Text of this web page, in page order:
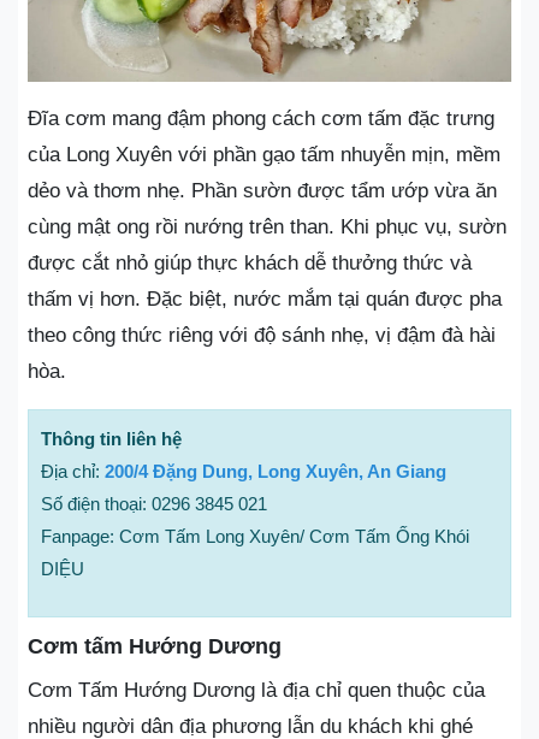
Đĩa cơm mang đậm phong cách cơm tấm đặc trưng
của Long Xuyên với phần gạo tấm nhuyễn mịn, mềm
dẻo và thơm nhẹ. Phần sườn được tẩm ướp vừa ăn
cùng mật ong rồi nướng trên than. Khi phục vụ, sườn
được cắt nhỏ giúp thực khách dễ thưởng thức và
thấm vị hơn. Đặc biệt, nước mắm tại quán được pha
theo công thức riêng với độ sánh nhẹ, vị đậm đà hài
hòa.
Thông tin liên hệ
Địa chỉ: 200/4 Đặng Dung, Long Xuyên, An Giang
Số điện thoại: 0296 3845 021
Fanpage: Cơm Tấm Long Xuyên/ Cơm Tấm Ống Khói
DIỆU
Cơm tấm Hướng Dương
Cơm Tấm Hướng Dương là địa chỉ quen thuộc của
nhiều người dân địa phương lẫn du khách khi ghé